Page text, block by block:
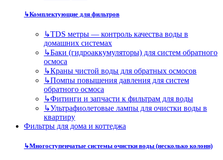
↳Комплектующие для фильтров
↳TDS метры — контроль качества воды в
домашних системах
↳Баки (гидроаккумуляторы) для систем обратного
осмоса
↳Краны чистой воды для обратных осмосов
↳Помпы повышения давления для систем
обратного осмоса
↳Фитинги и запчасти к фильтрам для воды
↳Ультрафиолетовые лампы для очистки воды в
квартиру
Фильтры для дома и коттеджа
↳Многоступенчатые системы очистки воды (несколько колонн)